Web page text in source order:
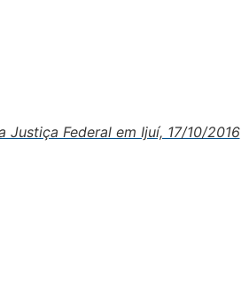
Justiça Federal em Ijuí, 17/10/2016